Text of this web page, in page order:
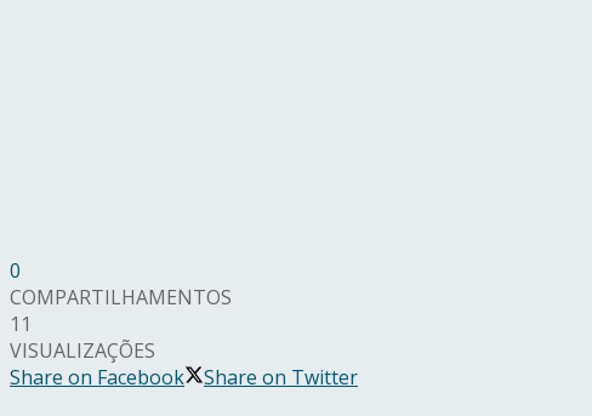
0
COMPARTILHAMENTOS
11
VISUALIZAÇÕES
Share on Facebook
Share on Twitter